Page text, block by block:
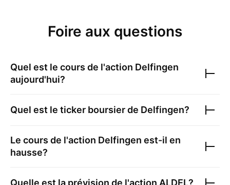
Foire aux questions
Quel est le cours de l'action Delfingen
aujourd'hui?
Quel est le ticker boursier de Delfingen?
Le cours de l'action Delfingen est-il en
hausse?
Quelle est la prévision de l'action ALDEL?